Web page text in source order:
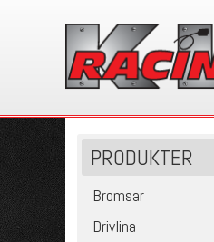
PRODUKTER
Bromsar
Drivlina